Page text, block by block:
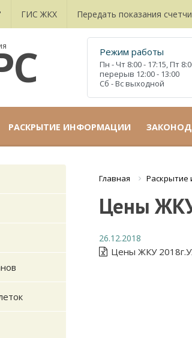
ГИС ЖКХ Передать показания
Режим работы
Пн - Чт 8:00 - 17:15, Пт
перерыв 12:00 - 13:00
Сб - Всвыходной
РАСКРЫТИЕ ИНФОРМАЦИИ
Главная Раскрытие
Цены
26.12.2018
Цены ЖКУ